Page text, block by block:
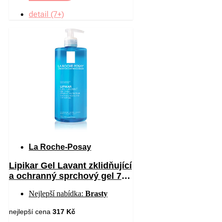
detail (7+)
La Roche-Posay
Lipikar Gel Lavant zklidňující
a ochranný sprchový gel 750
Nejlepší nabídka: Brasty
nejlepší cena 317 Kč